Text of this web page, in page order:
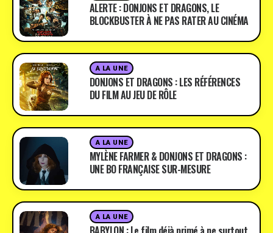
ALERTE : DONJONS ET DRAGONS, LE
BLOCKBUSTER À NE PAS RATER AU CINÉMA
A LA UNE
DONJONS ET DRAGONS : LES RÉFÉRENCES
DU FILM AU JEU DE RÔLE
A LA UNE
MYLÈNE FARMER & DONJONS ET DRAGONS :
UNE BO FRANÇAISE SUR-MESURE
A LA UNE